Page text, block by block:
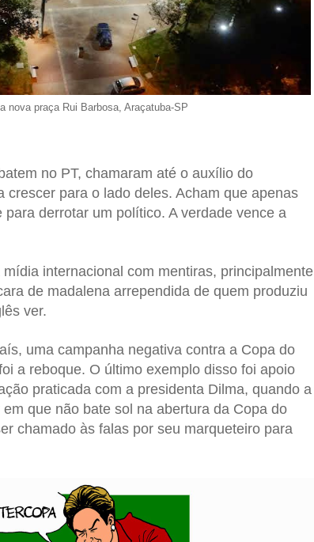
nova praça Rui Barbosa, Araçatuba-SP
no PT, chamaram até o auxílio do
crescer para o lado deles. Acham que apenas
derrotar um político. A verdade vence a
internacional com mentiras, principalmente
de madalena arrependida de quem produziu
ver.
uma campanha negativa contra a Copa do
a reboque. O último exemplo disso foi apoio
praticada com a presidenta Dilma, quando a
que não bate sol na abertura da Copa do
chamado às falas por seu marqueteiro para